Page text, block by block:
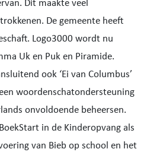
Dit maakte veel
De gemeente heeft
Logo3000 wordt nu
Uk en Puk en Piramide.
ook ‘Ei van Columbus’
woordenschatondersteuning
onvoldoende beheersen.
in de Kinderopvang als
van Bieb op school en het